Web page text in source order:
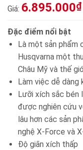
Giá: 6.895.000₫
Đặc điểm nổi bật
Là một sản phẩm
Husqvarna một
Châu Mỹ và thế
Làm việc dễ dàng
Lưỡi xích sắc bén
được nghiên cứu
lâu hơn các sản
nghệ X-Force và
Độ giãn xích thấp